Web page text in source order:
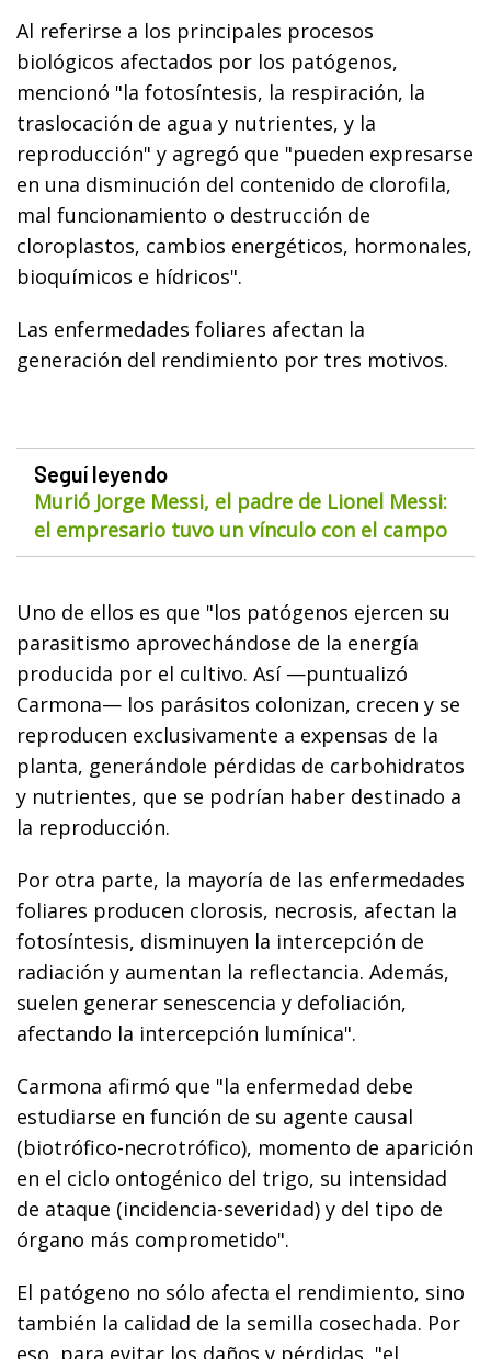
Al referirse a los principales procesos
biológicos afectados por los patógenos,
mencionó "la fotosíntesis, la respiración, la
traslocación de agua y nutrientes, y la
reproducción" y agregó que "pueden expresarse
en una disminución del contenido de clorofila,
mal funcionamiento o destrucción de
cloroplastos, cambios energéticos, hormonales,
bioquímicos e hídricos".
Las enfermedades foliares afectan la
generación del rendimiento por tres motivos.
Seguí leyendo
Murió Jorge Messi, el padre de Lionel Messi:
el empresario tuvo un vínculo con el campo
Uno de ellos es que "los patógenos ejercen su
parasitismo aprovechándose de la energía
producida por el cultivo. Así —puntualizó
Carmona— los parásitos colonizan, crecen y se
reproducen exclusivamente a expensas de la
planta, generándole pérdidas de carbohidratos
y nutrientes, que se podrían haber destinado a
la reproducción.
Por otra parte, la mayoría de las enfermedades
foliares producen clorosis, necrosis, afectan la
fotosíntesis, disminuyen la intercepción de
radiación y aumentan la reflectancia. Además,
suelen generar senescencia y defoliación,
afectando la intercepción lumínica".
Carmona afirmó que "la enfermedad debe
estudiarse en función de su agente causal
(biotrófico-necrotrófico), momento de aparición
en el ciclo ontogénico del trigo, su intensidad
de ataque (incidencia-severidad) y del tipo de
órgano más comprometido".
El patógeno no sólo afecta el rendimiento, sino
también la calidad de la semilla cosechada. Por
eso, para evitar los daños y pérdidas, "el